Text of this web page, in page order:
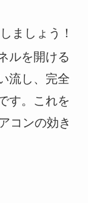
ましょう！
ルを開ける
流し、完全
す。これを
コンの効き